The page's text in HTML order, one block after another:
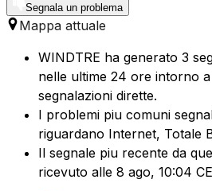
Segnala un problema
Mappa attuale
WINDTRE ha generato 3
nelle ultime 24 ore intorno
segnalazioni dirette.
I problemi piu comuni
riguardano Internet, Totale
Il segnale piu recente da
ricevuto alle 8 ago, 10:04